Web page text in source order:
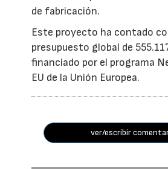
de fabricación.
Este proyecto ha contado
presupuesto global de
financiado por el programa
EU de la Unión Europea.
ver/escribir